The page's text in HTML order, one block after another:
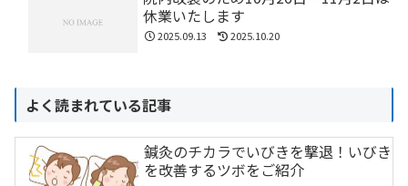
休業いたします
2025.09.13 2025.10.20
よく読まれている記事
鍼灸のチカラでいびきを撃退！いびき
を改善するツボをご紹介